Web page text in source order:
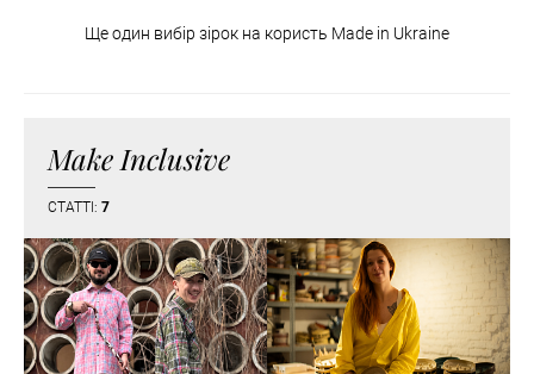
Ще один вибір зірок на користь Made in Ukraine
Make Inclusive
СТАТТІ: 7